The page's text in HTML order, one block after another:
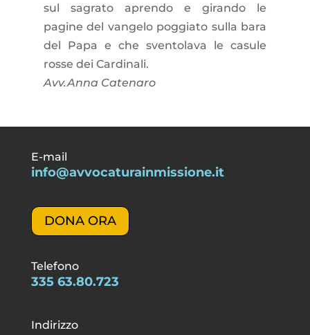
sul sagrato aprendo e girando le
pagine del vangelo poggiato sulla bara
del Papa e che sventolava le casule
rosse dei Cardinali.
Avv.Anna Catenaro
E-mail
info@avvocaturainmissione.it
DONA ORA
Telefono
335 63.80.723
Indirizzo